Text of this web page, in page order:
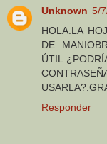
Unknown 5/
HOLA.LA
DE
Responder